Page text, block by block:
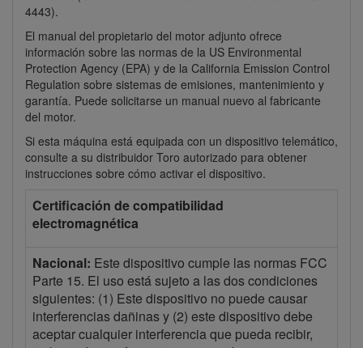
4443).
El manual del propietario del motor adjunto ofrece
información sobre las normas de la US Environmental
Protection Agency (EPA) y de la California Emission Control
Regulation sobre sistemas de emisiones, mantenimiento y
garantía. Puede solicitarse un manual nuevo al fabricante
del motor.
Si esta máquina está equipada con un dispositivo telemático,
consulte a su distribuidor Toro autorizado para obtener
instrucciones sobre cómo activar el dispositivo.
Certificación de compatibilidad
electromagnética
Nacional: Este dispositivo cumple las normas FCC
Parte 15. El uso está sujeto a las dos condiciones
siguientes: (1) Este dispositivo no puede causar
interferencias dañinas y (2) este dispositivo debe
aceptar cualquier interferencia que pueda recibir,